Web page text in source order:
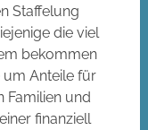
Staffelung
die viel
bekommen
um Anteile für
Familien und
finanziell